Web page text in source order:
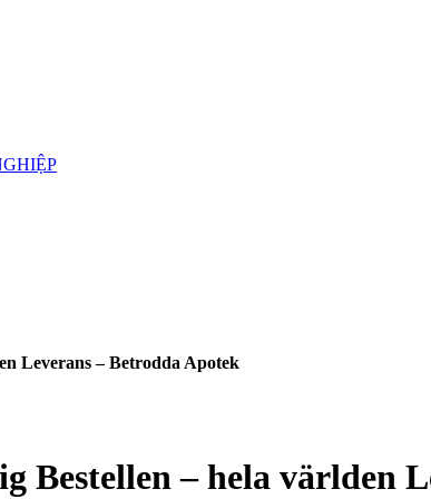
Leverans – Betrodda Apotek
Bestellen – hela världen